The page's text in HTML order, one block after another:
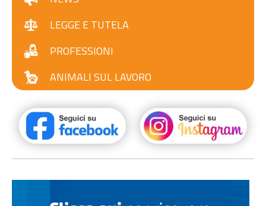
LEGGE E TUTELA
PROFESSIONI
ANIMALI SUL LAVORO